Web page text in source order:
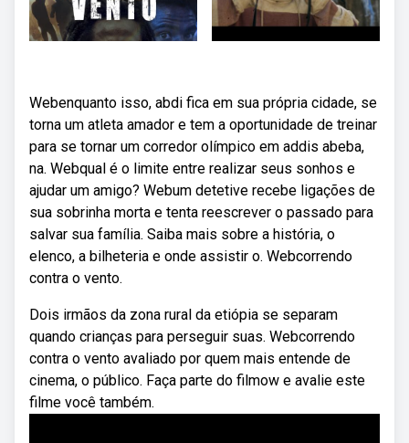
Webenquanto isso, abdi fica em sua própria cidade, se
torna um atleta amador e tem a oportunidade de treinar
para se tornar um corredor olímpico em addis abeba,
na. Webqual é o limite entre realizar seus sonhos e
ajudar um amigo? Webum detetive recebe ligações de
sua sobrinha morta e tenta reescrever o passado para
salvar sua família. Saiba mais sobre a história, o
elenco, a bilheteria e onde assistir o. Webcorrendo
contra o vento.
Dois irmãos da zona rural da etiópia se separam
quando crianças para perseguir suas. Webcorrendo
contra o vento avaliado por quem mais entende de
cinema, o público. Faça parte do filmow e avalie este
filme você também.